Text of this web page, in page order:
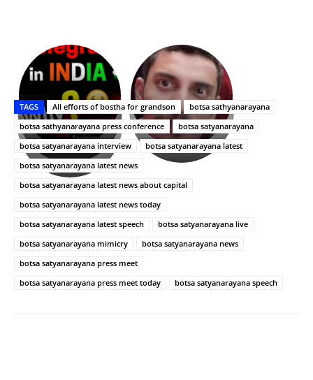
భగవంతుని
ప్రసాదం
తీర్థం..తులసీదళం
లేకుండా
అసంపూర్ణం
కేజీఎఫ్
సినిమాతో
పాన్
ఇండియా
స్టార్
హీరోయిన్‏గా
శెట్టి.
Upasana:
భర్తపై
రివెంజ్
తీర్చుకున్న
ఉపాసన..
పాపం
రామ్
చరణ్
TAGS All efforts of bostha for grandson
botsa sathyanarayana
botsa sathyanarayana press conference
botsa satyanarayana
botsa satyanarayana interview
botsa satyanarayana latest
botsa satyanarayana latest news
botsa satyanarayana latest news about capital
botsa satyanarayana latest news today
botsa satyanarayana latest speech
botsa satyanarayana live
botsa satyanarayana mimicry
botsa satyanarayana news
botsa satyanarayana press meet
botsa satyanarayana press meet today
botsa satyanarayana speech